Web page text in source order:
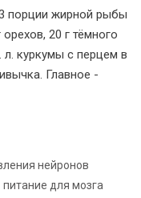
порции жирной рыбы
20 г тёмного
куркумы с перцем в
Главное -
нейронов
питание для мозга